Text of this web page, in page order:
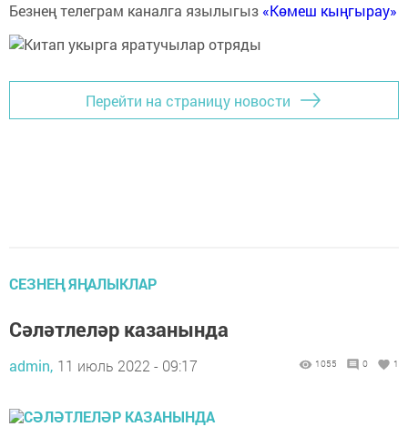
Безнең телеграм каналга язылыгыз «Көмеш кыңгырау»
Перейти на страницу новости
СЕЗНЕҢ ЯҢАЛЫКЛАР
Сәләтлеләр казанында
admin, 11 июль 2022 - 09:17 1055 0 1